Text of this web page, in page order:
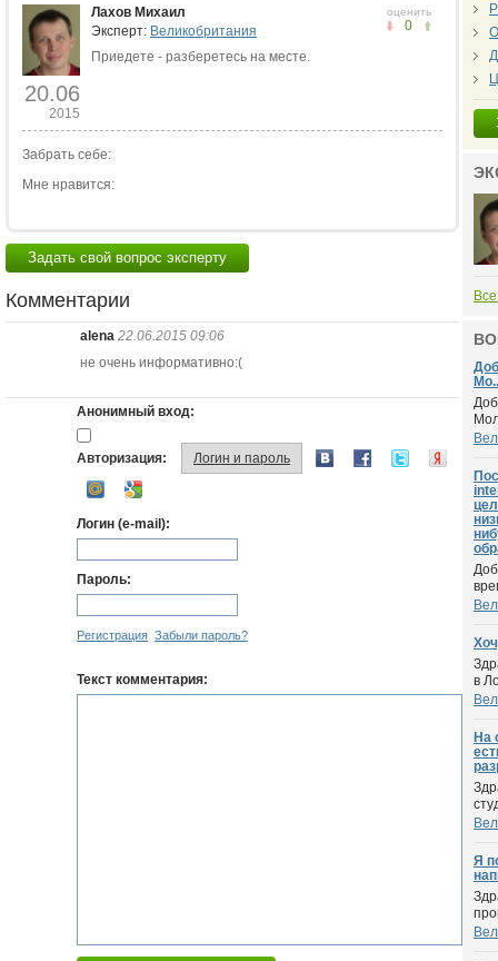
20.06
2015
оценить
0
Лахов Михаил
Эксперт: Великобритания
Приедете - разберетесь на месте.
Забрать себе:
Мне нравится:
Задать свой вопрос эксперту
Комментарии
alena 22.06.2015 09:06
не очень информативно:(
Анонимный вход:
Авторизация: Логин и пароль
Логин (e-mail):
Пароль:
Регистрация Забыли пароль?
Текст комментария:
в
На
Я